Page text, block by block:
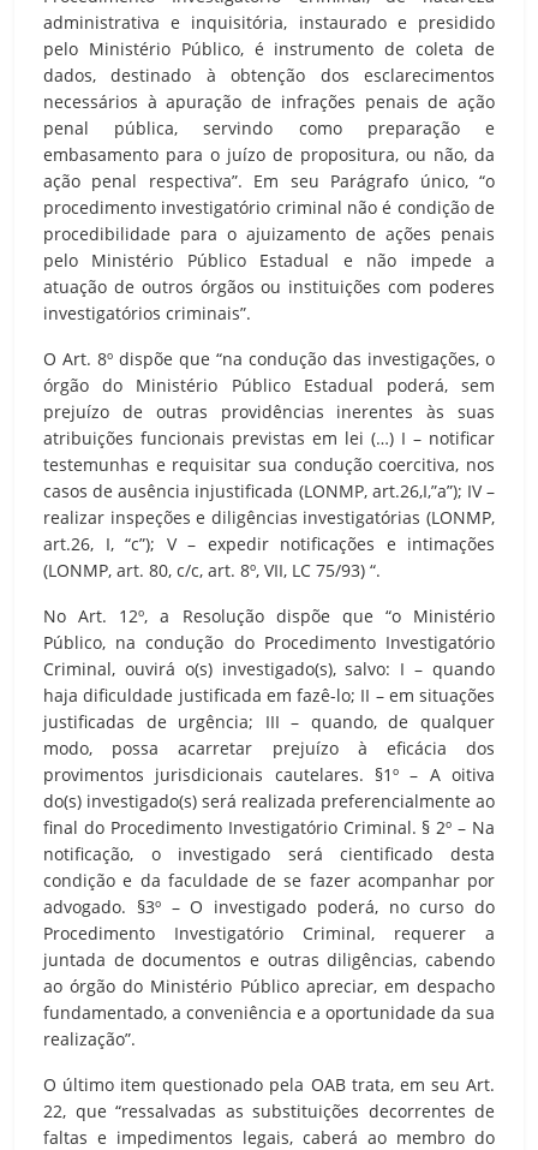
administrativa e inquisitória, instaurado e presidido
pelo Ministério Público, é instrumento de coleta de
dados, destinado à obtenção dos esclarecimentos
necessários à apuração de infrações penais de ação
penal pública, servindo como preparação e
embasamento para o juízo de propositura, ou não, da
ação penal respectiva”. Em seu Parágrafo único, “o
procedimento investigatório criminal não é condição de
procedibilidade para o ajuizamento de ações penais
pelo Ministério Público Estadual e não impede a
atuação de outros órgãos ou instituições com poderes
investigatórios criminais”.
O Art. 8º dispõe que “na condução das investigações, o
órgão do Ministério Público Estadual poderá, sem
prejuízo de outras providências inerentes às suas
atribuições funcionais previstas em lei (…) I – notificar
testemunhas e requisitar sua condução coercitiva, nos
casos de ausência injustificada (LONMP, art.26,I,”a”); IV –
realizar inspeções e diligências investigatórias (LONMP,
art.26, I, “c”); V – expedir notificações e intimações
(LONMP, art. 80, c/c, art. 8º, VII, LC 75/93) “.
No Art. 12º, a Resolução dispõe que “o Ministério
Público, na condução do Procedimento Investigatório
Criminal, ouvirá o(s) investigado(s), salvo: I – quando
haja dificuldade justificada em fazê-lo; II – em situações
justificadas de urgência; III – quando, de qualquer
modo, possa acarretar prejuízo à eficácia dos
provimentos jurisdicionais cautelares. §1º – A oitiva
do(s) investigado(s) será realizada preferencialmente ao
final do Procedimento Investigatório Criminal. § 2º – Na
notificação, o investigado será cientificado desta
condição e da faculdade de se fazer acompanhar por
advogado. §3º – O investigado poderá, no curso do
Procedimento Investigatório Criminal, requerer a
juntada de documentos e outras diligências, cabendo
ao órgão do Ministério Público apreciar, em despacho
fundamentado, a conveniência e a oportunidade da sua
realização”.
O último item questionado pela OAB trata, em seu Art.
22, que “ressalvadas as substituições decorrentes de
faltas e impedimentos legais, caberá ao membro do